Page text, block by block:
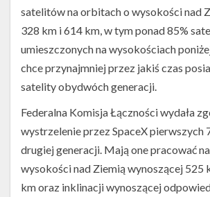
satelitów na orbitach o wysokości nad
328 km i 614 km, w tym ponad 85%
umieszczonych na wysokościach
chce przynajmniej przez jakiś czas
satelity obydwóch generacji.
Federalna Komisja Łączności wydała
wystrzelenie przez SpaceX pierwszych
drugiej generacji. Mają one pracować
wysokości nad Ziemią wynoszącej 525
km oraz inklinacji wynoszącej